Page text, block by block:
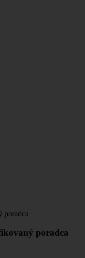
poradca
poradca